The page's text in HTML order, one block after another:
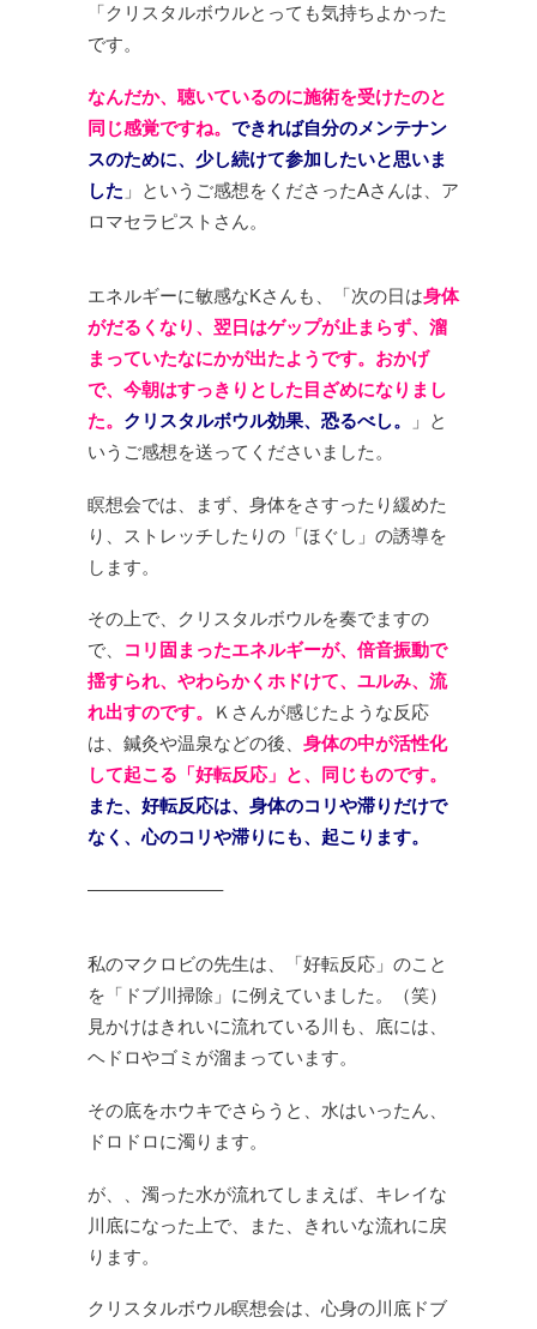
「クリスタルボウルとっても気持ちよかった
です。
なんだか、 聴いているのに施術を受けたのと
同じ感覚ですね。 できれば自分のメンテナン
スのために、 少し続けて参加したいと思いま
した 」 というご感想をくださったAさんは、ア
ロマセラピストさん。
エネルギーに敏感なKさんも、 「次の日は身体
がだるくなり、 翌日はゲップが止まらず、 溜
まっていたなにかが出たようです。 おかげ
で、今朝はすっきりとした目ざめになりまし
た。 クリスタルボウル効果、恐るべし。 」
と
いうご感想を送ってくださいました。
瞑想会では、
まず、身体をさすったり緩めた
り、
ストレッチしたりの「ほぐし」の誘導を
します。
その上で、
クリスタルボウルを奏でますの
で、
コリ固まったエネルギーが、 倍音振動で
揺すられ、 やわらかくホドけて、 ユルみ、 流
れ出すのです。
Ｋさんが感じたような反応
は、 鍼灸や温泉などの後、 身体の中が活性化
して起こる 「好転反応」と、同じものです。
また、好転反応は、 身体のコリや滞りだけで
なく、心のコリや滞りにも、起こります。
———————–
私のマクロビの先生は、
「好転反応」のこと
を 「ドブ川掃除」に例えていました。（笑）
見かけはきれいに流れている川も、
底には、
ヘドロやゴミが溜まっています。
その底をホウキでさらうと、水はいったん、
ドロドロに濁ります。
が、、濁った水が流れてしまえば、 キレイな
川底になった上で、また、きれいな流れに戻
ります。
クリスタルボウル瞑想会は、 心身の川底ドブ